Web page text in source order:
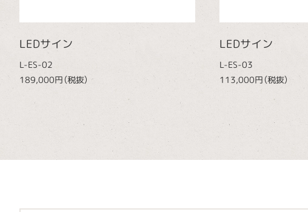
LEDサイン
L-ES-02
189,000円（税抜）
LEDサイン
L-ES-03
113,000円（税抜）